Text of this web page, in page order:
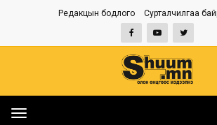
Редакцын бодлого Сурталчилгаа
Toggle